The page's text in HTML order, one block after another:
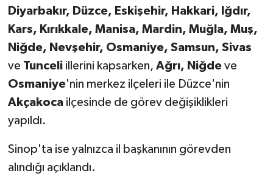
Diyarbakır, Düzce, Eskişehir, Hakkari, Iğdır,
Kars, Kırıkkale, Manisa, Mardin, Muğla, Muş,
Niğde, Nevşehir, Osmaniye, Samsun, Sivas
ve Tunceli illerini kapsarken, Ağrı, Niğdeve
Osmaniye'nin merkez ilçeleri ile Düzce'nin
Akçakoca ilçesinde de görev değişiklikleri
yapıldı.
Sinop'ta ise yalnızca il başkanının görevden
alındığı açıklandı.